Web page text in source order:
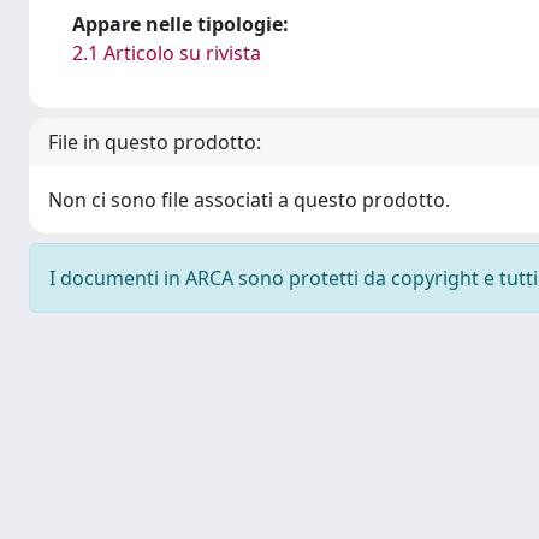
Appare nelle tipologie:
2.1 Articolo su rivista
File in questo prodotto:
Non ci sono file associati a questo prodotto.
I documenti in ARCA sono protetti da copyright e